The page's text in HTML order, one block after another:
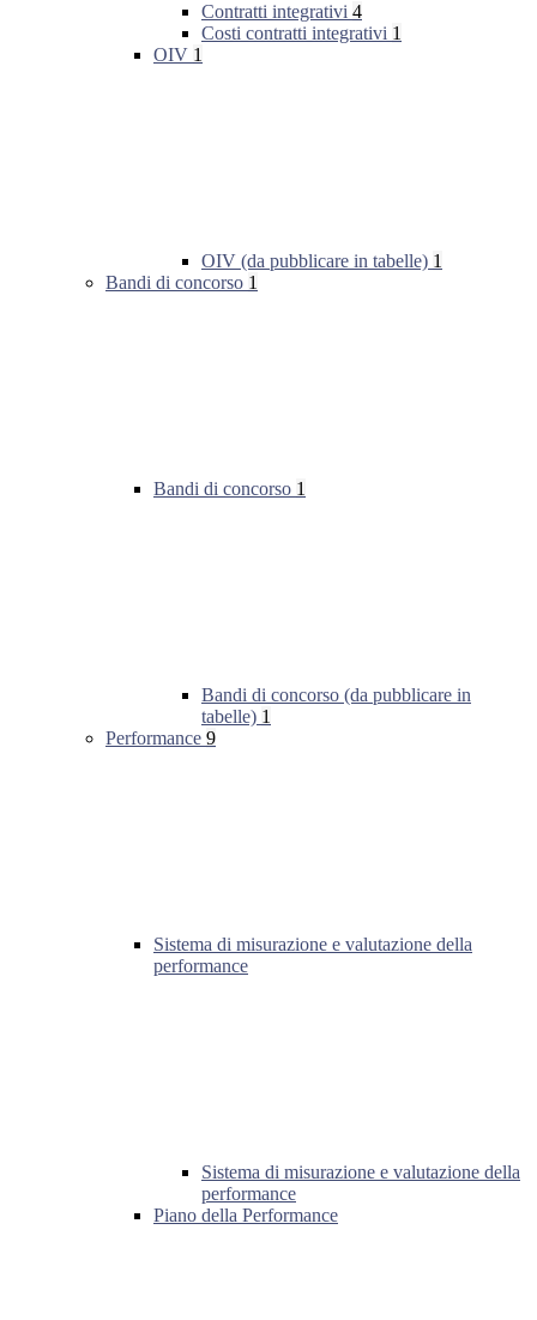
Contratti integrativi 4
Costi contratti integrativi 1
OIV 1
OIV (da pubblicare in tabelle) 1
Bandi di concorso 1
Bandi di concorso 1
Bandi di concorso (da pubblicare in
tabelle) 1
Performance 9
Sistema di misurazione e valutazione della
performance
Sistema di misurazione e valutazione della
performance
Piano della Performance